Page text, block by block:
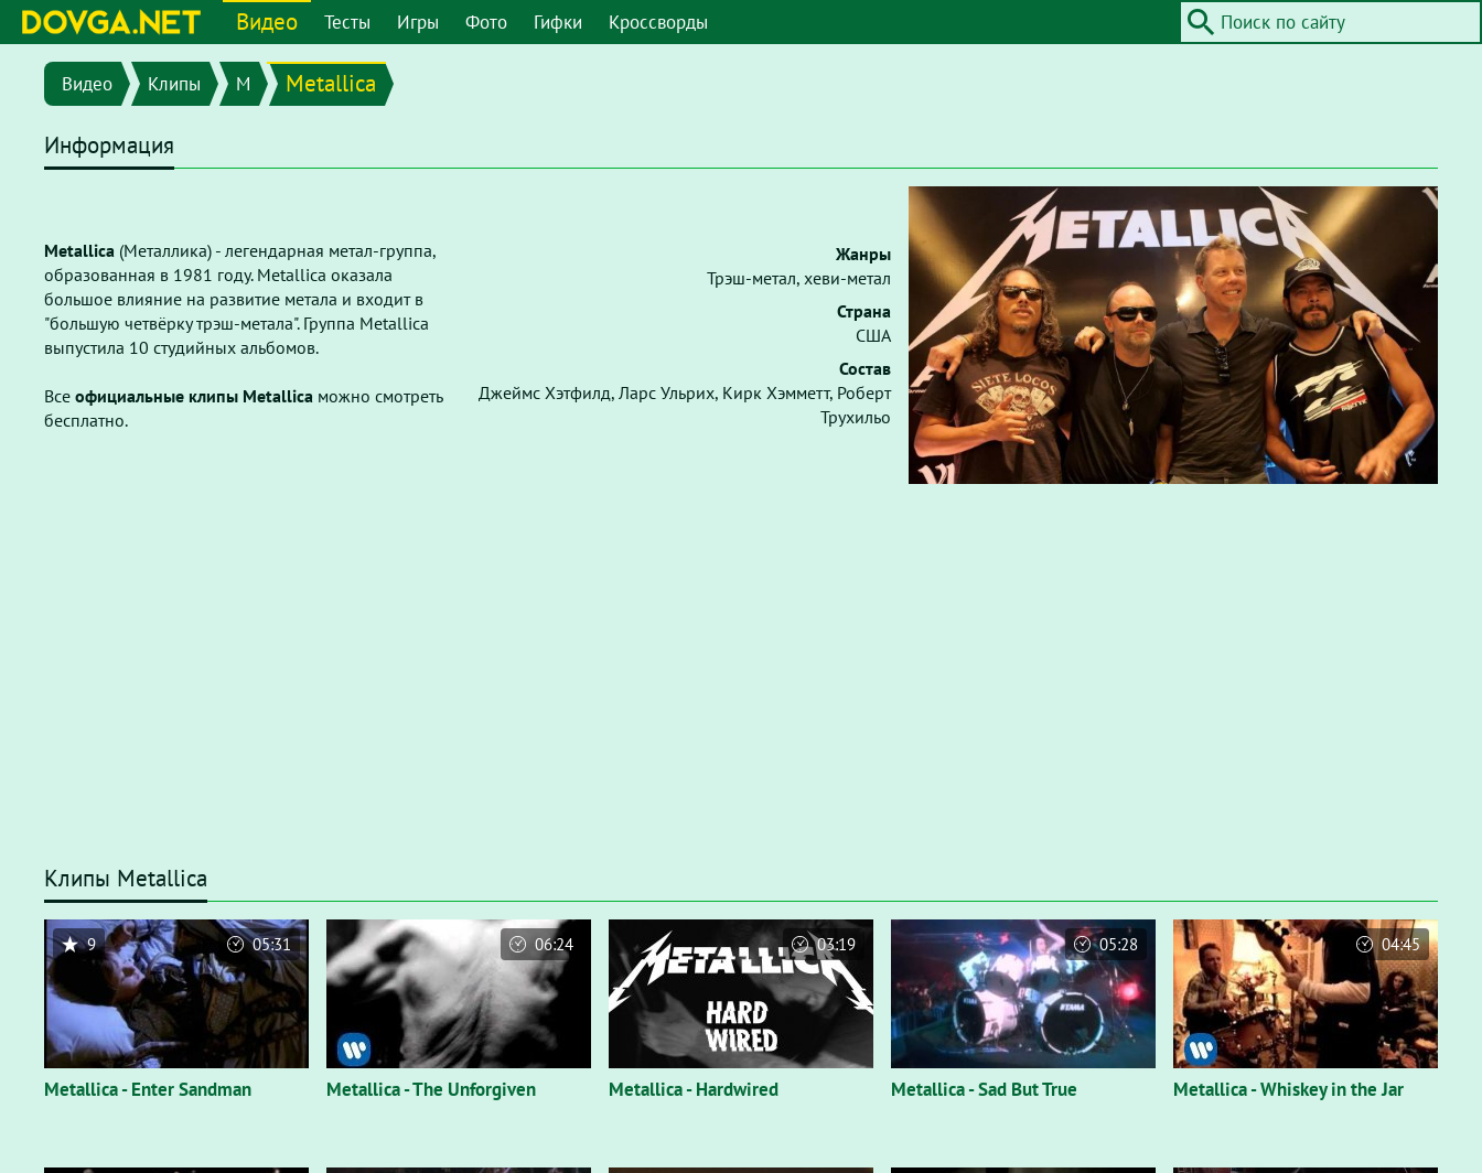
Видео Тесты Игры Фото Гифки Кроссворды
Видео Клипы M Metallica
Информация
Metallica (Металлика) - легендарная метал-группа,
образованная в 1981 году. Metallica оказала
большое влияние на развитие метала и входит в
"большую четвёрку трэш-метала". Группа Metallica
выпустила 10 студийных альбомов.
Все официальные клипы Metallica можно смотреть
бесплатно.
Жанры
Трэш-метал, хеви-метал
Страна
США
Состав
Джеймс Хэтфилд, Ларс Ульрих, Кирк Хэмметт, Роберт
Трухильо
Клипы Metallica
Metallica - Enter Sandman
9 05:31
Metallica - The Unforgiven
06:24
Metallica - Hardwired
03:19
Metallica - Sad But True
05:28
Metallica - Whiskey in the Jar
04:45